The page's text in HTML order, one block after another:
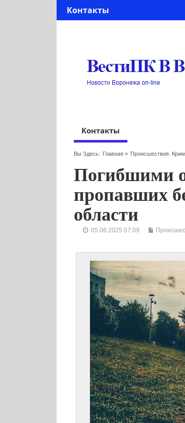
Контакты
Контакты
Вы Здесь: Главная» Происшествия.
Погибшими
пропавших
области
05.06.2025 07:09